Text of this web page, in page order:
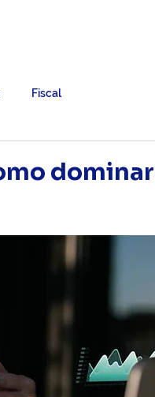
Fiscal